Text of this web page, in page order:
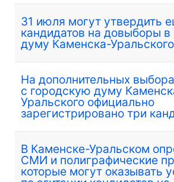
31 июля могут утвердить
кандидатов на довыборы
думу Каменска-Уральского
На дополнительных
с городскую думу
Уральского официально
зарегистрировано три
В Каменске-Уральском
СМИ и полиграфические
которые могут оказывать